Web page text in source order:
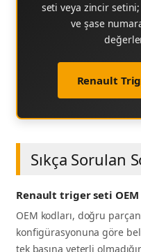
seti veya zincir
ve şase
Renault
Sıkça Sorulan
Renault triger seti
OEM kodları, doğru
konfigürasyonuna göre
tek başına yeterli